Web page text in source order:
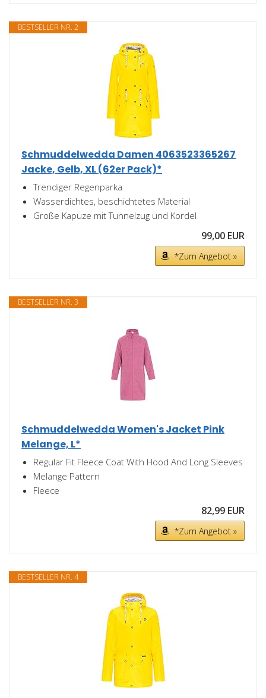
BESTSELLER NR. 2
Schmuddelwedda Damen 4063523365267
Jacke, Gelb, XL (62er Pack)*
Trendiger Regenparka
Wasserdichtes, beschichtetes Material
Große Kapuze mit Tunnelzug und Kordel
99,00 EUR
*Zum Angebot »
BESTSELLER NR. 3
Schmuddelwedda Women's Jacket Pink
Melange, L*
Regular Fit Fleece Coat With Hood And Long Sleeves
Melange Pattern
Fleece
82,99 EUR
*Zum Angebot »
BESTSELLER NR. 4